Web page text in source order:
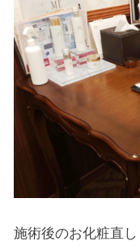
施術後のお化粧直